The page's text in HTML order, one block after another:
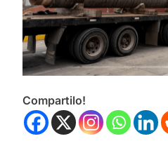
Compartilo!